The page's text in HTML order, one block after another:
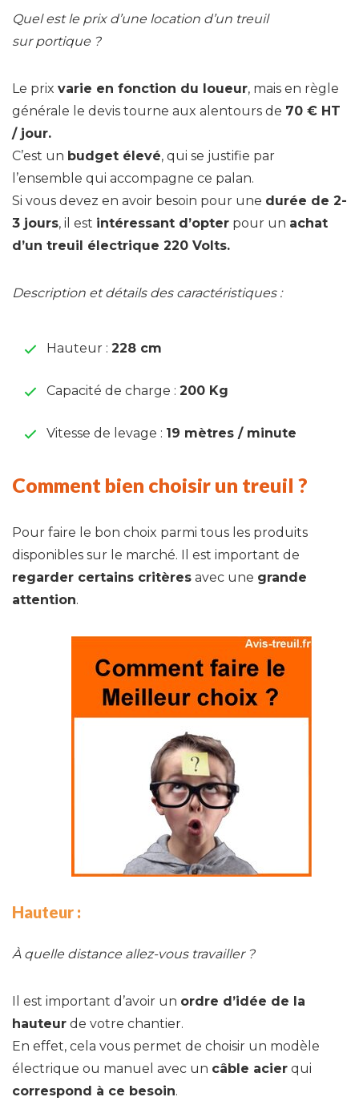
Quel est le prix d’une location d’un treuil
sur portique ?
Le prix varie en fonction du loueur, mais en règle
générale le devis tourne aux alentours de 70 € HT
/ jour.
C’est un budget élevé, qui se justifie par
l’ensemble qui accompagne ce palan.
Si vous devez en avoir besoin pour une durée de 2-
3 jours, il est intéressant d’opter pour un achat
d’un treuil électrique 220 Volts.
Description et détails des caractéristiques :
Hauteur : 228 cm
Capacité de charge : 200 Kg
Vitesse de levage : 19 mètres / minute
Comment bien choisir un treuil ?
Pour faire le bon choix parmi tous les produits
disponibles sur le marché. Il est important de
regarder certains critères avec une grande
attention.
Hauteur :
À quelle distance allez-vous travailler ?
Il est important d’avoir un ordre d’idée de la
hauteur de votre chantier.
En effet, cela vous permet de choisir un modèle
électrique ou manuel avec un câble acier qui
correspond à ce besoin.